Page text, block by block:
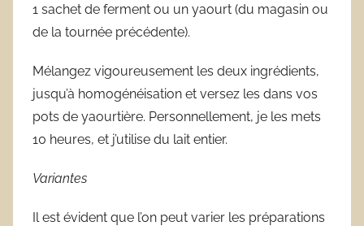
1 sachet de ferment ou un yaourt (du magasin ou
de la tournée précédente).
Mélangez vigoureusement les deux ingrédients,
jusqu’à homogénéisation et versez les dans vos
pots de yaourtière. Personnellement, je les mets
10 heures, et j’utilise du lait entier.
Variantes
Il est évident que l’on peut varier les préparations